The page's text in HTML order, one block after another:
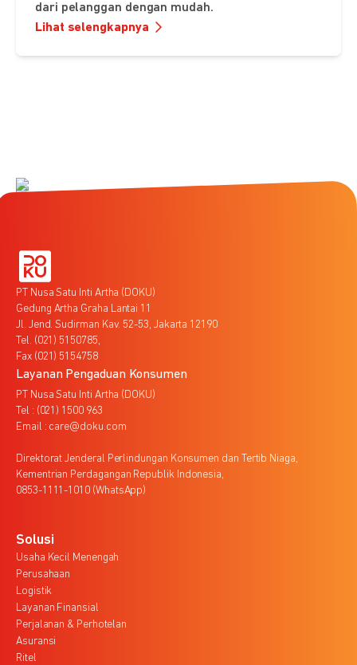
dari pelanggan dengan mudah.
Lihat selengkapnya
PT Nusa Satu Inti Artha (DOKU)
Gedung Artha Graha Lantai 11
Jl. Jend. Sudirman Kav. 52-53, Jakarta 12190
Tel. (021) 5150785,
Fax (021) 5154758
Layanan Pengaduan Konsumen
PT Nusa Satu Inti Artha (DOKU)
Tel : (021) 1500 963
Email : care@doku.com
Direktorat Jenderal Perlindungan Konsumen dan Tertib Niaga,
Kementrian Perdagangan Republik Indonesia,
0853-1111-1010 (WhatsApp)
Solusi
Usaha Kecil Menengah
Perusahaan
Logistik
Layanan Finansial
Perjalanan & Perhotelan
Asuransi
Ritel